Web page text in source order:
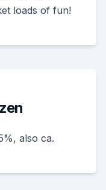
loads of fun!
also ca.